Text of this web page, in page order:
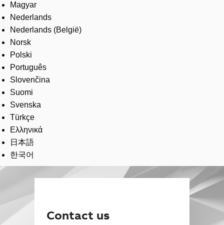
Magyar
Nederlands
Nederlands (België)
Norsk
Polski
Português
Slovenčina
Suomi
Svenska
Türkçe
Ελληνικά
日本語
한국어
Contact us